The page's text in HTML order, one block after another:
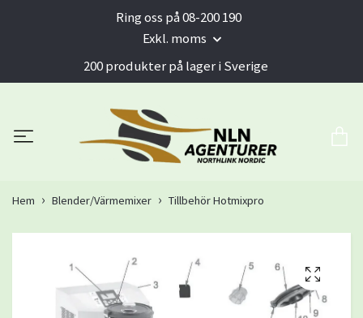
Ring oss på 08-200 190
Exkl. moms
200 produkter på lager i Sverige
Hem Blender/Värmemixer Tillbehör Hotmixpro